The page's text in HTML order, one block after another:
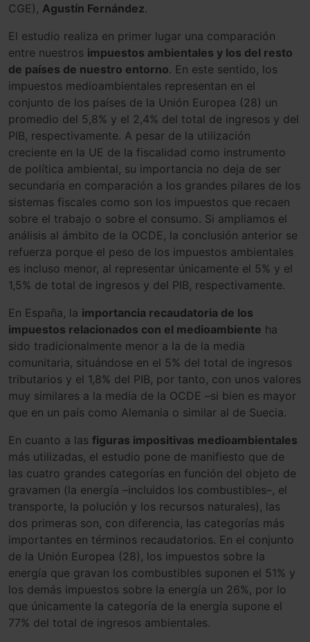
CGE), Agustín Fernández.
El estudio realiza en primer lugar una comparación
entre nuestros impuestos ambientales y los del resto
de países de nuestro entorno. En este sentido, los
impuestos medioambientales representan en el
conjunto de los países de la Unión Europea (28) un
promedio del 5,8% y el 2,4% del total de ingresos y del
PIB, respectivamente. A pesar de la utilización
creciente en la UE de la fiscalidad como instrumento
de política ambiental, su importancia no deja de ser
secundaria en comparación a los grandes pilares de los
sistemas fiscales como son los impuestos que recaen
sobre el trabajo o sobre el consumo. Si ampliamos el
análisis al ámbito de la OCDE, la conclusión anterior se
refuerza porque el peso de los impuestos ambientales
es incluso menor, al representar únicamente el 5% y el
1,5% de total de ingresos y del PIB, respectivamente.
En España, la importancia recaudatoria de los
impuestos relacionados con el medioambiente ha
sido tradicionalmente menor a la de la media
comunitaria, situándose en el 5% del total de ingresos
tributarios y el 1,8% del PIB, por tanto, con unos valores
muy similares a la media de la OCDE –si bien es mayor
que en un país como Alemania o similar al de Suecia.
En cuanto a las figuras impositivas medioambientales
más utilizadas, el estudio pone de manifiesto que de
las cuatro grandes categorías en función del objeto de
gravamen (la energía –incluidos los combustibles–, el
transporte, la polución y los recursos naturales), las
dos primeras son, con diferencia, las categorías más
importantes en términos recaudatorios. En el conjunto
de la Unión Europea (28), los impuestos sobre la
energía que gravan los combustibles suponen el 51% y
los demás impuestos sobre la energía un 26%, por lo
que únicamente la categoría de la energía supone el
77% del total de ingresos ambientales.